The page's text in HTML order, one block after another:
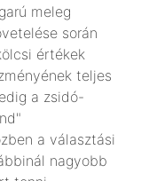
meleg
során
értékek
teljes
a zsidó-
a választási
nagyobb